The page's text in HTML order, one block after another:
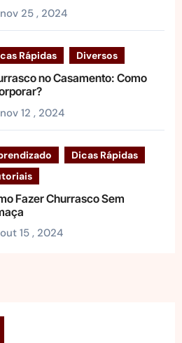
nov 25 , 2024
Rápidas Diversos
no Casamento: Como
nov 12 , 2024
Dicas Rápidas
Fazer Churrasco Sem
out 15 , 2024